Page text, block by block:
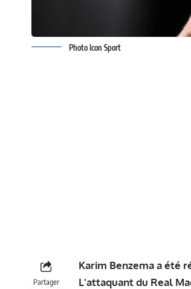
Photo Icon Sport
Partager
Karim Benzema a été
L'attaquant du Real